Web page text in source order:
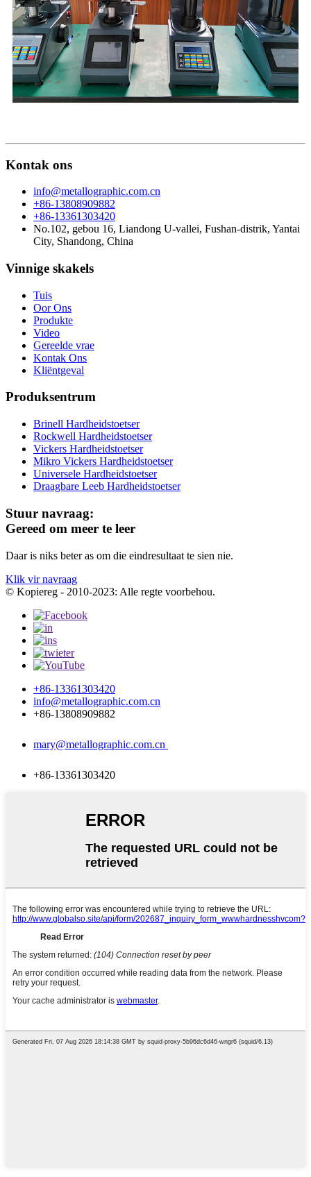
Kontak ons
info@metallographic.com.cn
+86-13808909882
+86-13361303420
No.102, gebou 16, Liandong U-vallei, Fushan-distrik, Yantai
City, Shandong, China
Vinnige skakels
Tuis
Oor Ons
Produkte
Video
Gereelde vrae
Kontak Ons
Kliëntgeval
Produksentrum
Brinell Hardheidstoetser
Rockwell Hardheidstoetser
Vickers Hardheidstoetser
Mikro Vickers Hardheidstoetser
Universele Hardheidstoetser
Draagbare Leeb Hardheidstoetser
Stuur navraag:
Gereed om meer te leer
Daar is niks beter as om die eindresultaat te sien nie.
Klik vir navraag
© Kopiereg - 2010-2023: Alle regte voorbehou.
+86-13361303420
info@metallographic.com.cn
+86-13808909882
mary@metallographic.com.cn
+86-13361303420